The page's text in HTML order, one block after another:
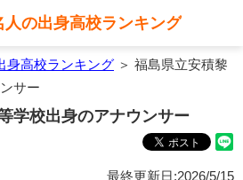
人の出身高校ランキング
身高校ランキング ＞ 福島県立安積黎
サー
学校出身のアナウンサー
最終更新日:2026/5/15